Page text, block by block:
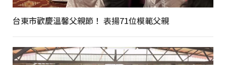
台東市歡慶溫馨父親節！ 表揚71位模範父親